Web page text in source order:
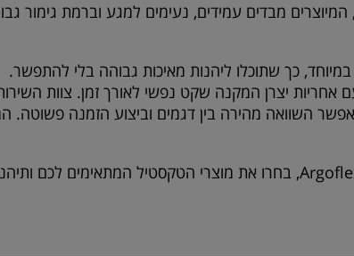
המיוצרים מבדים עמידים, נעימים למגע וברמת גימור
כך שתוכלו ליהנות מאיכות גבוהה בלי להתפשר.
אחריות יצרן המקנה שקט נפשי לאורך זמן. צוות
השוואה מהירה בין דגמים וביצוע הזמנה פשוטה.
, בחרו את מוצרי הטקסטיל המתאימים לכם